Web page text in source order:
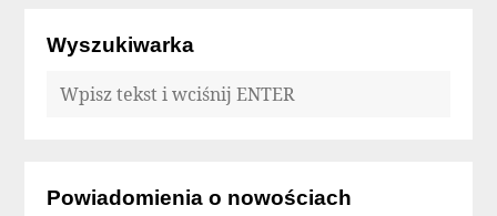
Wyszukiwarka
Powiadomienia o nowościach